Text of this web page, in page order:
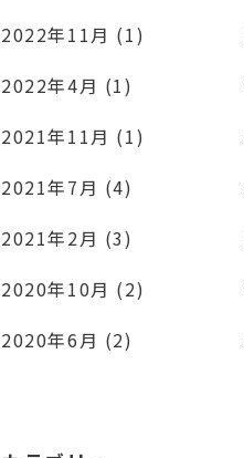
2022年11月 (1)
2022年4月 (1)
2021年11月 (1)
2021年7月 (4)
2021年2月 (3)
2020年10月 (2)
2020年6月 (2)